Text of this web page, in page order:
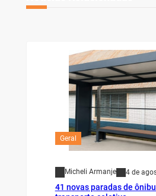
Geral
Micheli Armanje 4 de
41 novas paradas de